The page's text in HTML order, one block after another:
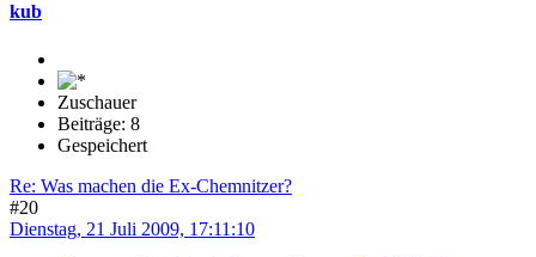
kub
Zuschauer
Beiträge: 8
Gespeichert
Re: Was machen die Ex-Chemnitzer?
#20
Dienstag, 21 Juli 2009, 17:11:10